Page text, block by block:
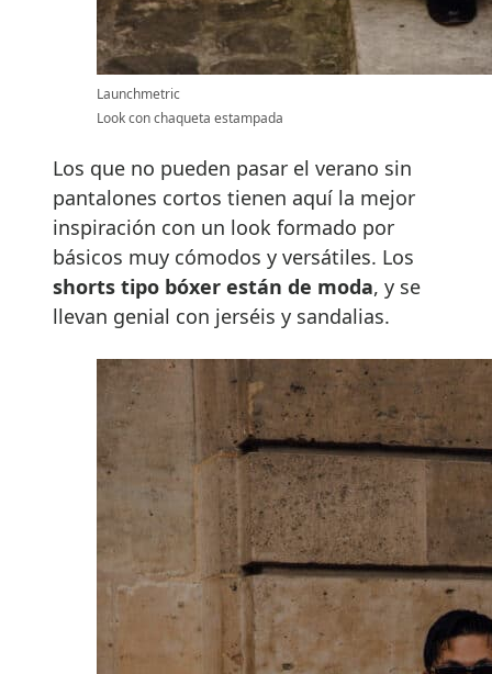
Launchmetric
Look con chaqueta estampada
Los que no pueden pasar el verano sin
pantalones cortos tienen aquí la mejor
inspiración con un look formado por
básicos muy cómodos y versátiles. Los
shorts tipo bóxer están de moda, y se
llevan genial con jerséis y sandalias.